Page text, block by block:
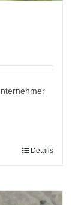
Details